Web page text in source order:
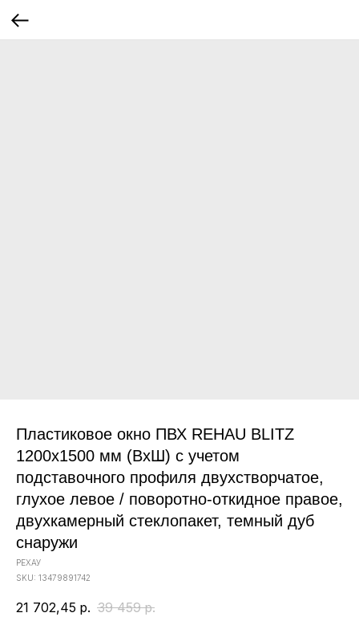
Пластиковое окно ПВХ REHAU BLITZ
1200х1500 мм (ВхШ) с учетом
подставочного профиля двухстворчатое,
глухое левое / поворотно-откидное правое,
двухкамерный стеклопакет, темный дуб
снаружи
РЕХАУ
SKU: 13479891742
21 702,45 р. 39 459 р.